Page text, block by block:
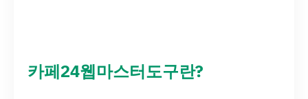
카페24웹마스터도구란?